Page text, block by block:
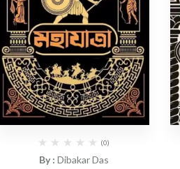
(0)
By :Dibakar Das